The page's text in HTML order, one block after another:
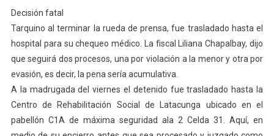
Decisión fatal
Tarquino al terminar la rueda de prensa, fue trasladado hasta el
hospital para su chequeo médico. La fiscal Liliana Chapalbay, dijo
que seguirá dos procesos, una por violación a la menor y otra por
evasión, es decir, la pena sería acumulativa.
A la madrugada del viernes el detenido fue trasladado hasta la
Centro de Rehabilitación Social de Latacunga ubicado en el
pabellón C1A de máxima seguridad ala 2 Celda 31. Aquí, en